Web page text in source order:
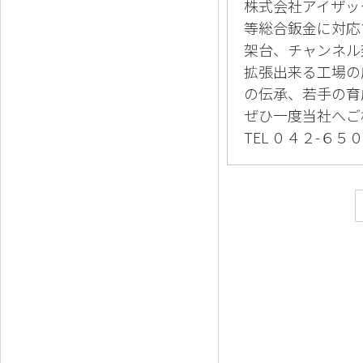
株式会社アイザ
等総合鈑金に対
架台、チャンネ
拡張出来る工場
の伝承、若手の
ぜひ一度当社へ
TEL ０４２-６